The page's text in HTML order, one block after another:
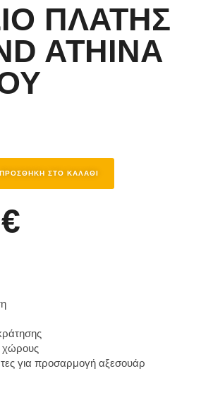
ΠΛΑΤΗΣ
ATHINA
ΠΡΟΣΘΉΚΗ ΣΤΟ ΚΑΛΆΘΙ
€
χώρους
για προσαρμογή αξεσουάρ